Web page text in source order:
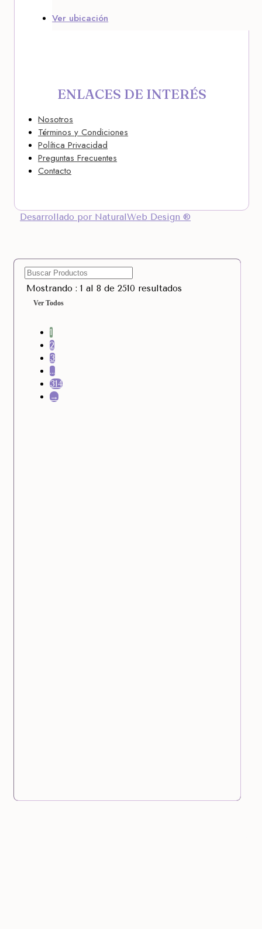
Ver ubicación
ENLACES DE INTERÉS
Nosotros
Términos y Condiciones
Política Privacidad
Preguntas Frecuentes
Contacto
Desarrollado por NaturalWeb Design ®
Mostrando : 1 al 8 de 2510 resultados
Ver Todos
1
2
3
…
314
→